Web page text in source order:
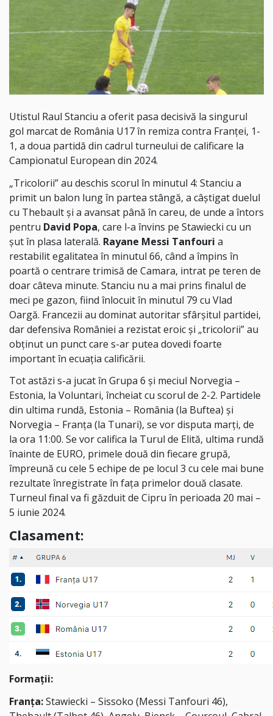
Utistul Raul Stanciu a oferit pasa decisivă la singurul
gol marcat de România U17 în remiza contra Franței, 1-
1, a doua partidă din cadrul turneului de calificare la
Campionatul European din 2024.
„Tricolorii” au deschis scorul în minutul 4: Stanciu a
primit un balon lung în partea stângă, a câștigat duelul
cu Thebault și a avansat până în careu, de unde a întors
pentru David Popa, care l-a învins pe Stawiecki cu un
șut în plasa laterală. Rayane Messi Tanfouri a
restabilit egalitatea în minutul 66, când a împins în
poartă o centrare trimisă de Camara, intrat pe teren de
doar câteva minute. Stanciu nu a mai prins finalul de
meci pe gazon, fiind înlocuit în minutul 79 cu Vlad
Oargă. Francezii au dominat autoritar sfârșitul partidei,
dar defensiva României a rezistat eroic și „tricolorii” au
obținut un punct care s-ar putea dovedi foarte
important în ecuația calificării.
Tot astăzi s-a jucat în Grupa 6 și meciul Norvegia –
Estonia, la Voluntari, încheiat cu scorul de 2-2. Partidele
din ultima rundă, Estonia – România (la Buftea) și
Norvegia – Franța (la Tunari), se vor disputa marţi, de
la ora 11:00. Se vor califica la Turul de Elită, ultima rundă
înainte de EURO, primele două din fiecare grupă,
împreună cu cele 5 echipe de pe locul 3 cu cele mai bune
rezultate înregistrate în fața primelor două clasate.
Turneul final va fi găzduit de Cipru în perioada 20 mai –
5 iunie 2024.
Clasament:
Formații:
Franța:Stawiecki – Sissoko (Messi Tanfouri 46),